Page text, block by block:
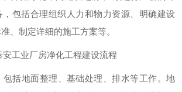
包括合理组织人力和物力资源、明确建设
、制定详细的施工方案等。
包括地面整理、基础处理、排水等工作。地